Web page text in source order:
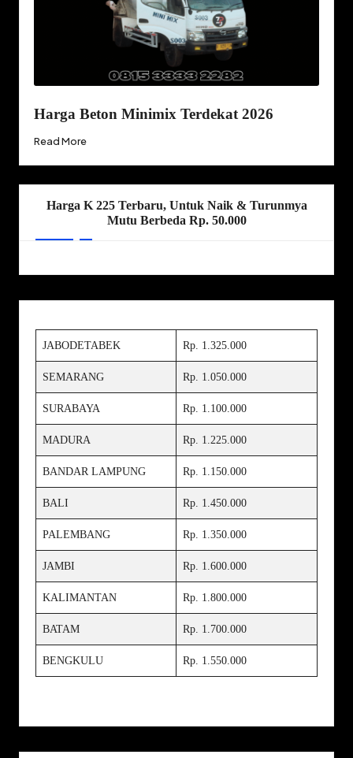
Harga Beton Minimix Terdekat 2026
Read More
Harga K 225 Terbaru, Untuk Naik & Turunmya
Mutu Berbeda Rp. 50.000
JABODETABEK Rp. 1.325.000
SEMARANG Rp. 1.050.000
SURABAYA Rp. 1.100.000
MADURA Rp. 1.225.000
BANDAR LAMPUNG Rp. 1.150.000
BALI Rp. 1.450.000
PALEMBANG Rp. 1.350.000
JAMBI Rp. 1.600.000
KALIMANTAN Rp. 1.800.000
BATAM Rp. 1.700.000
BENGKULU Rp. 1.550.000